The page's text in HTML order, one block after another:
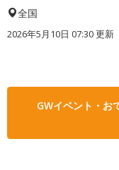
全国
2026年5月10日 07:30 更新
GWイベント・お